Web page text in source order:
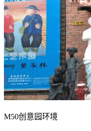
M50创意园环境